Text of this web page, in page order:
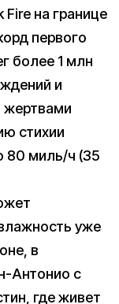
на границе
первого
более 1 млн
и
жертвами
стихии
80 миль/ч (35
уже
в
Антонио с
где живет